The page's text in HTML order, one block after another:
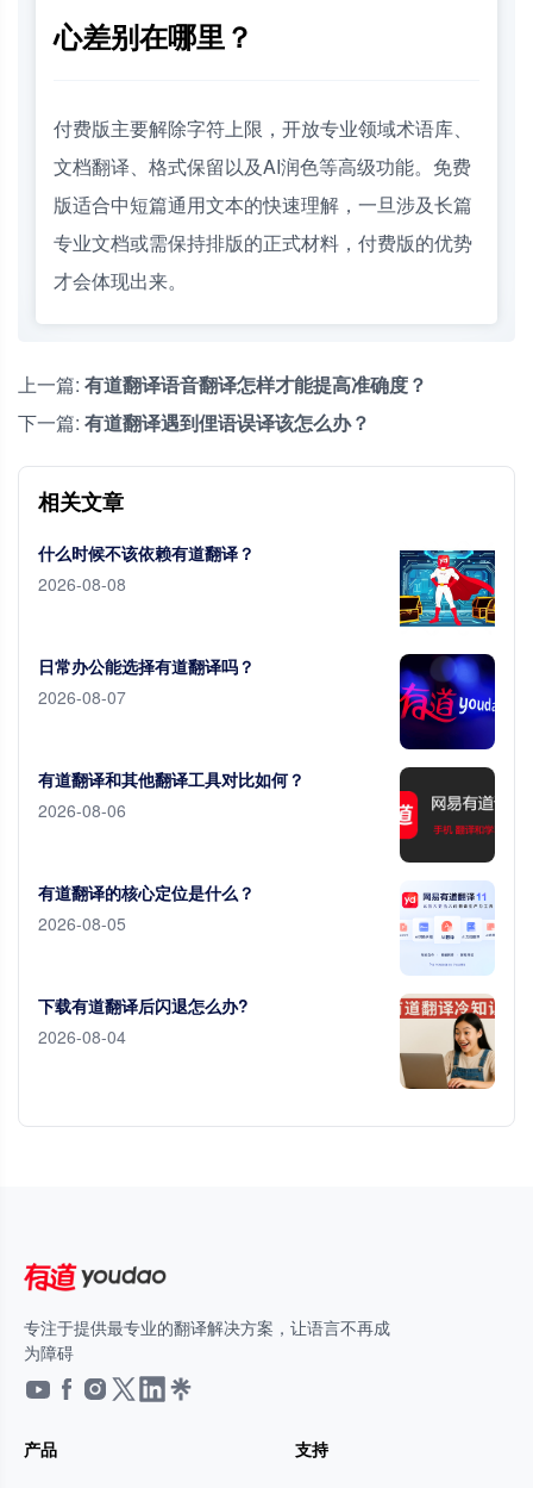
心差别在哪里？
付费版主要解除字符上限，开放专业领域术语库、
文档翻译、格式保留以及AI润色等高级功能。免费
版适合中短篇通用文本的快速理解，一旦涉及长篇
专业文档或需保持排版的正式材料，付费版的优势
才会体现出来。
上一篇: 有道翻译语音翻译怎样才能提高准确度？
下一篇: 有道翻译遇到俚语误译该怎么办？
相关文章
什么时候不该依赖有道翻译？
2026-08-08
日常办公能选择有道翻译吗？
2026-08-07
有道翻译和其他翻译工具对比如何？
2026-08-06
有道翻译的核心定位是什么？
2026-08-05
下载有道翻译后闪退怎么办?
2026-08-04
专注于提供最专业的翻译解决方案，让语言不再成
为障碍
产品 支持